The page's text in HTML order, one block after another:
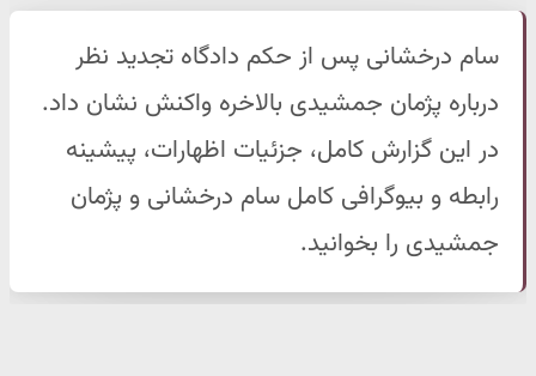
سام درخشانی پس از حکم دادگاه تجدید نظر
درباره پژمان جمشیدی بالاخره واکنش نشان داد.
در این گزارش کامل، جزئیات اظهارات، پیشینه
رابطه و بیوگرافی کامل سام درخشانی و پژمان
جمشیدی را بخوانید.